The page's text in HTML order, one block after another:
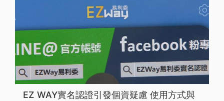
EZ WAY實名認證引發個資疑慮 使用方式與